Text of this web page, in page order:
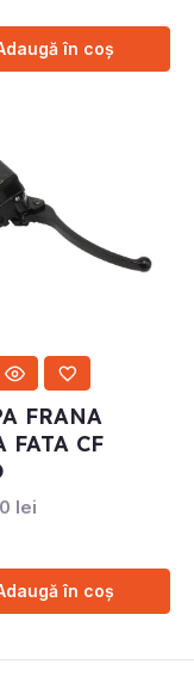
în coș
FRANA
FATA CF
lei
în coș